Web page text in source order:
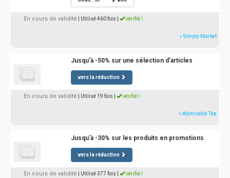
En cours de validité | Utilisé 460 fois vérifié !
» Simply Market
Jusqu'à -50% sur une sélection d'articles
vers la réduction
En cours de validité | Utilisé 19 fois vérifié !
» Admirable Tea
Jusqu'à -30% sur les produits en promotions
vers la réduction
En cours de validité | Utilisé 377 fois vérifié !